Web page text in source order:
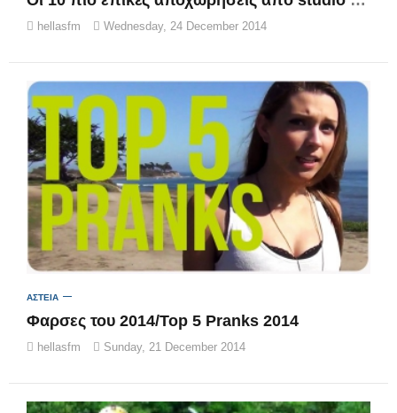
hellasfm Wednesday, 24 December 2014
ΑΣΤΕΙΑ
Φαρσες του 2014/Top 5 Pranks 2014
hellasfm Sunday, 21 December 2014